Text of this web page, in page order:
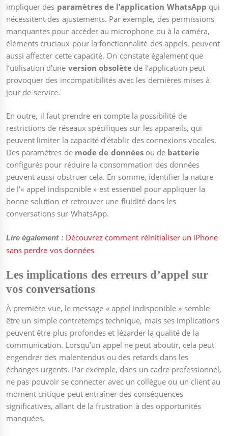
impliquer des paramètres de l’application WhatsApp qui
nécessitent des ajustements. Par exemple, des permissions
manquantes pour accéder au microphone ou à la caméra,
éléments cruciaux pour la fonctionnalité des appels, peuvent
aussi affecter cette capacité. On constate également que
l’utilisation d’une version obsolètede l’application peut
provoquer des incompatibilités avec les dernières mises à
jour de service.
En outre, il faut prendre en compte la possibilité de
restrictions de réseaux spécifiques sur les appareils, qui
peuvent limiter la capacité d’établir des connexions vocales.
Des paramètres de mode de donnéesou de batterie
configurés pour réduire la consommation des données
peuvent aussi obstruer cela. En somme, identifier la nature
de l’« appel indisponible » est essentiel pour appliquer la
bonne solution et retrouver une fluidité dans les
conversations sur WhatsApp.
Lire également : Découvrez comment réinitialiser un iPhone
sans perdre vos données
Les implications des erreurs d’appel sur
vos conversations
À première vue, le message « appel indisponible » semble
être un simple contretemps technique, mais ses implications
peuvent être plus profondes et lézarder la qualité de la
communication. Lorsqu’un appel ne peut aboutir, cela peut
engendrer des malentendus ou des retards dans les
échanges urgents. Par exemple, dans un cadre professionnel,
ne pas pouvoir se connecter avec un collègue ou un client au
moment critique peut entraîner des conséquences
significatives, allant de la frustration à des opportunités
manquées.